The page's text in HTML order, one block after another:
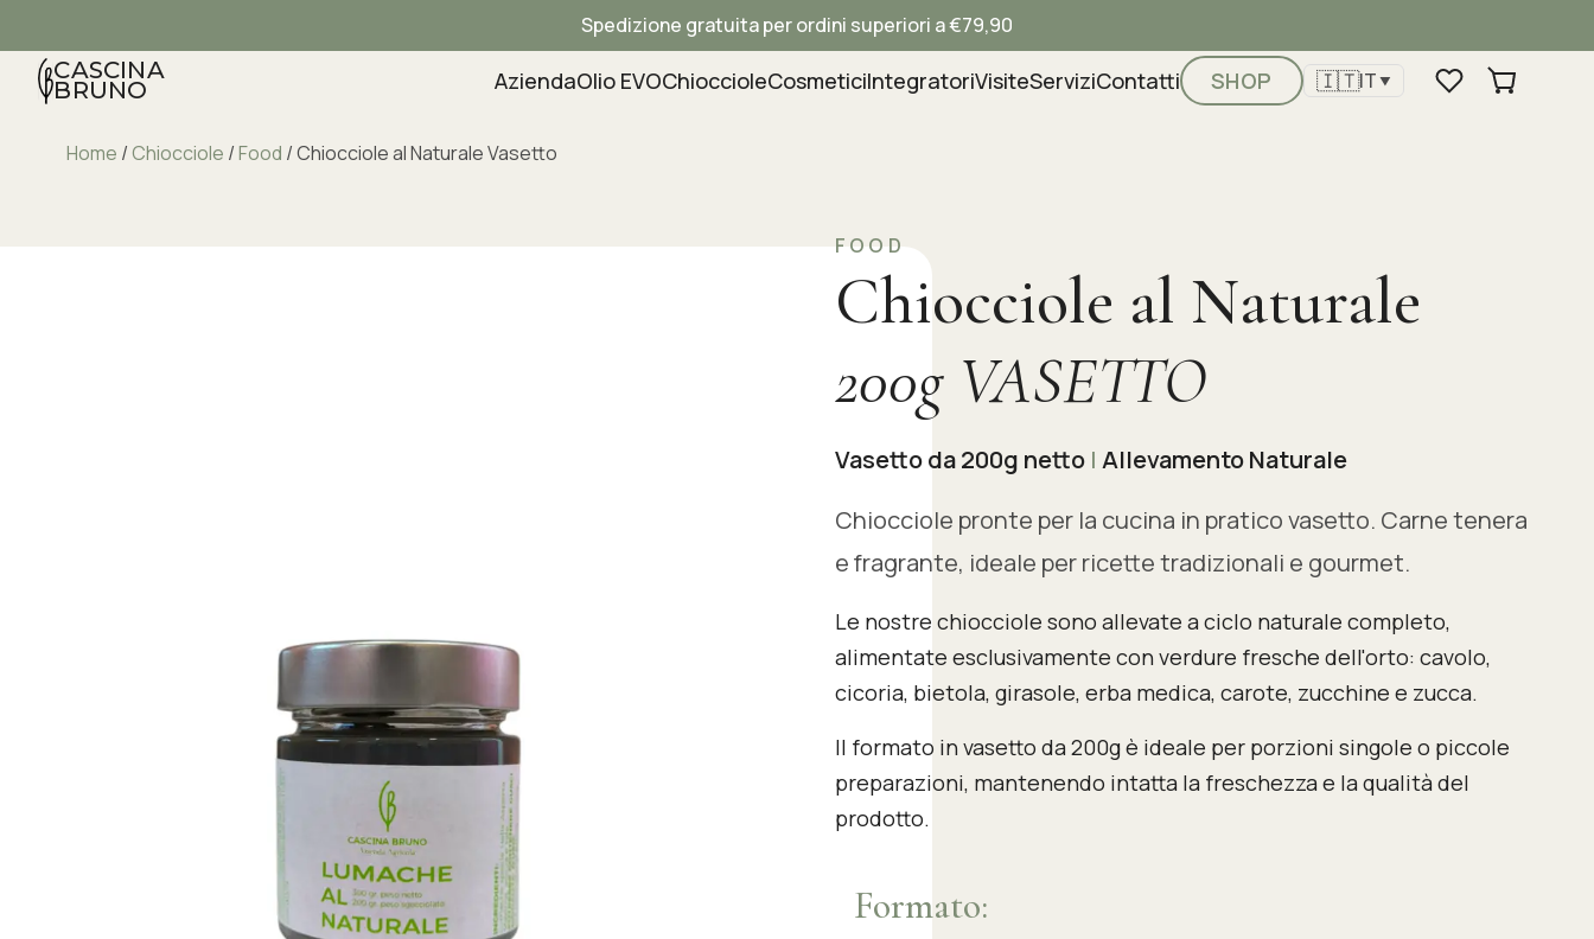
Spedizione gratuita per ordini superiori a €79,90
CASCINA
BRUNO AziendaOlio EVOChioccioleCosmeticiIntegratoriVisiteServiziContatti SHOP 🇮🇹IT ▼
Home / Chiocciole /Food / Chiocciole al Naturale Vasetto
FOOD
Chiocciole al Naturale
200g VASETTO
Vasetto da 200g netto | Allevamento Naturale
Chiocciole pronte per la cucina in pratico vasetto. Carne tenera
e fragrante, ideale per ricette tradizionali e gourmet.
Le nostre chiocciole sono allevate a ciclo naturale completo,
alimentate esclusivamente con verdure fresche dell'orto: cavolo,
cicoria, bietola, girasole, erba medica, carote, zucchine e zucca.
Il formato in vasetto da 200g è ideale per porzioni singole o piccole
preparazioni, mantenendo intatta la freschezza e la qualità del
prodotto.
Formato: